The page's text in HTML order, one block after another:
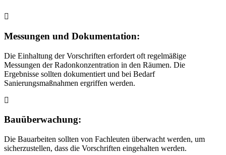
Messungen und Dokumentation:
Die Einhaltung der Vorschriften erfordert oft regelmäßige
Messungen der Radonkonzentration in den Räumen. Die
Ergebnisse sollten dokumentiert und bei Bedarf
Sanierungsmaßnahmen ergriffen werden.
Bauüberwachung:
Die Bauarbeiten sollten von Fachleuten überwacht werden, um
sicherzustellen, dass die Vorschriften eingehalten werden.